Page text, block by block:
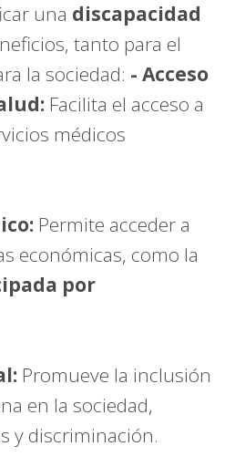
una discapacidad
tanto para el
la sociedad: - Acceso
Facilita el acceso a
médicos
Permite acceder a
económicas, como la
por
Promueve la inclusión
en la sociedad,
y discriminación.